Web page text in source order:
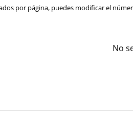
por página, puedes modificar el
No